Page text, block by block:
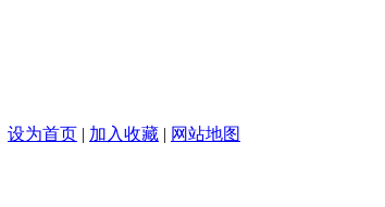
设为首页 | 加入收藏 | 网站地图